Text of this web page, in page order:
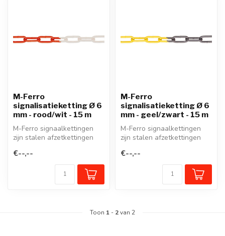
M-Ferro
signalisatieketting Ø 6
mm - rood/wit - 15 m
M-Ferro signaalkettingen
zijn stalen afzetkettingen
belastingen,...
€--,--
M-Ferro
signalisatieketting Ø 6
mm - geel/zwart - 15 m
M-Ferro signaalkettingen
zijn stalen afzetkettingen
belastingen,...
€--,--
Toon 1 - 2van 2